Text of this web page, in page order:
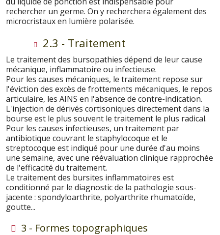
rechercher un germe. On y recherchera également des
microcristaux en lumière polarisée.
2.3 - Traitement
Le traitement des bursopathies dépend de leur cause
mécanique, inflammatoire ou infectieuse.
Pour les causes mécaniques, le traitement repose sur
l'éviction des excès de frottements mécaniques, le repos
articulaire, les AINS en l'absence de contre-indication.
L'injection de dérivés cortisoniques directement dans la
bourse est le plus souvent le traitement le plus radical.
Pour les causes infectieuses, un traitement par
antibiotique couvrant le staphylocoque et le
streptocoque est indiqué pour une durée d'au moins
une semaine, avec une réévaluation clinique rapprochée
de l'efficacité du traitement.
Le traitement des bursites inflammatoires est
conditionné par le diagnostic de la pathologie sous-
jacente : spondyloarthrite, polyarthrite rhumatoïde,
goutte...
3 - Formes topographiques